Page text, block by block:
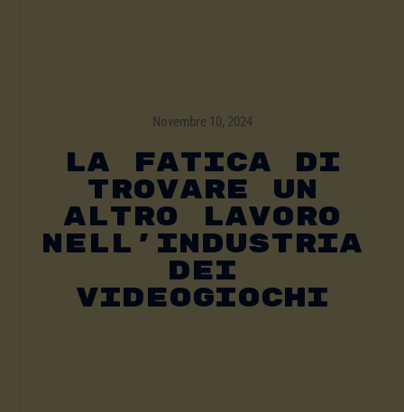
Novembre 10, 2024
LA FATICA DI
TROVARE UN
ALTRO LAVORO
NELL’INDUSTRIA
DEI
VIDEOGIOCHI